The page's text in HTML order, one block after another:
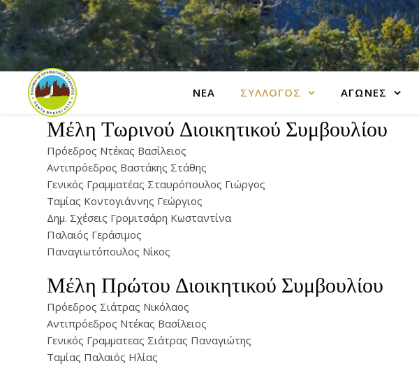
ΝΕΑ ΣΥΛΛΟΓΟΣ ΑΓΩΝΕΣ
Μέλη Τωρινού Διοικητικού Συμβουλίου
Πρόεδρος Ντέκας Βασίλειος
Αντιπρόεδρος Βαστάκης Στάθης
Γενικός Γραμματέας Σταυρόπουλος Γιώργος
Ταμίας Κοντογιάννης Γεώργιος
Δημ. Σχέσεις Γρομιτσάρη Κωσταντίνα
Παλαιός Γεράσιμος
Παναγιωτόπουλος Νίκος
Μέλη Πρώτου Διοικητικού Συμβουλίου
Πρόεδρος Σιάτρας Νικόλαος
Αντιπρόεδρος Ντέκας Βασίλειος
Γενικός Γραμματεας Σιάτρας Παναγιώτης
Ταμίας Παλαιός Ηλίας